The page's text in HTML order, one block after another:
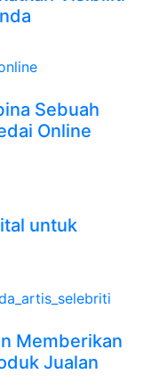
Sebuah
Online
untuk
Memberikan
Jualan